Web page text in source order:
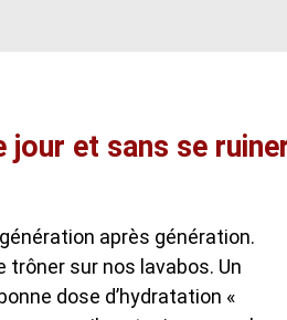
jour et sans se
après génération.
trôner sur nos lavabos. Un
dose d’hydratation «